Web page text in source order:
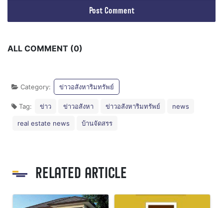
ALL COMMENT (0)
Category: ข่าวอสังหาริมทรัพย์
Tag: ข่าว ข่าวอสังหา ข่าวอสังหาริมทรัพย์ news
real estate news บ้านจัดสรร
RELATED ARTICLE